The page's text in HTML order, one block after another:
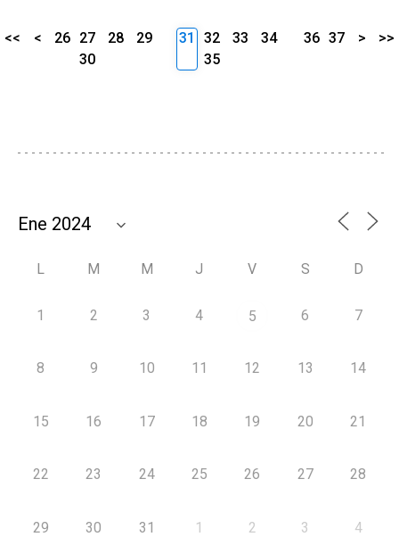
<< < 26 27 28
29
30
31 32 33
34
35
36 37 > >>
L M M J V S D
1 2 3 4 5 6 7
8 9 10 11 12 13 14
15 16 17 18 19 20 21
22 23 24 25 26 27 28
29 30 31 1 2 3 4